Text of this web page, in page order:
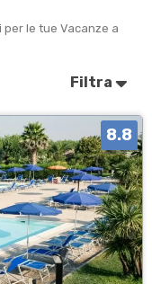
le tue Vacanze a
Filtra
8.8